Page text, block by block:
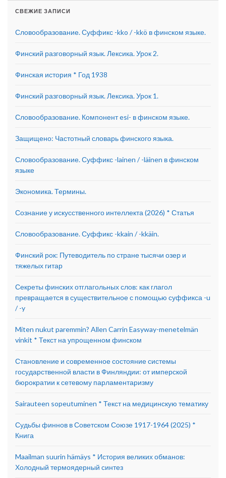
СВЕЖИЕ ЗАПИСИ
Словообразование. Суффикс -kko / -kkö в финском языке.
Финский разговорный язык. Лексика. Урок 2.
Финская история * Год 1938
Финский разговорный язык. Лексика. Урок 1.
Словообразование. Компонент esi- в финском языке.
Защищено: Частотный словарь финского языка.
Словообразование. Суффикс -lainen / -läinen в финском
языке
Экономика. Термины.
Сознание у искусственного интеллекта (2026) * Статья
Словообразование. Суффикс -kkain / -kkäin.
Финский рок: Путеводитель по стране тысячи озер и
тяжелых гитар
Секреты финских отглагольных слов: как глагол
превращается в существительное с помощью суффикса -u
/ -y
Miten nukut paremmin? Allen Carrin Easyway-menetelmän
vinkit * Текст на упрощенном финском
Становление и современное состояние системы
государственной власти в Финляндии: от имперской
бюрократии к сетевому парламентаризму
Sairauteen sopeutuminen * Текст на медицинскую тематику
Судьбы финнов в Советском Союзе 1917-1964 (2025) *
Книга
Maailman suurin hämäys * История великих обманов:
Холодный термоядерный синтез